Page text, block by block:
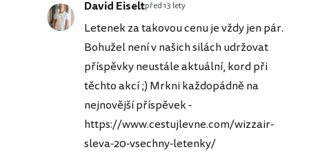
David Eiseltpřed 13 lety
Letenek za takovou cenu je vždy jen pár.
Bohužel není v našich silách udržovat
příspěvky neustále aktuální, kord při
těchto akcí ;) Mrkni každopádně na
nejnovější příspěvek -
https://www.cestujlevne.com/wizzair-
sleva-20-vsechny-letenky/